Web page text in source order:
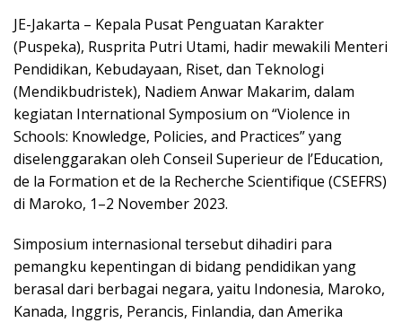
JE-Jakarta – Kepala Pusat Penguatan Karakter
(Puspeka), Rusprita Putri Utami, hadir mewakili Menteri
Pendidikan, Kebudayaan, Riset, dan Teknologi
(Mendikbudristek), Nadiem Anwar Makarim, dalam
kegiatan International Symposium on “Violence in
Schools: Knowledge, Policies, and Practices” yang
diselenggarakan oleh Conseil Superieur de l’Education,
de la Formation et de la Recherche Scientifique (CSEFRS)
di Maroko, 1–2 November 2023.
Simposium internasional tersebut dihadiri para
pemangku kepentingan di bidang pendidikan yang
berasal dari berbagai negara, yaitu Indonesia, Maroko,
Kanada, Inggris, Perancis, Finlandia, dan Amerika